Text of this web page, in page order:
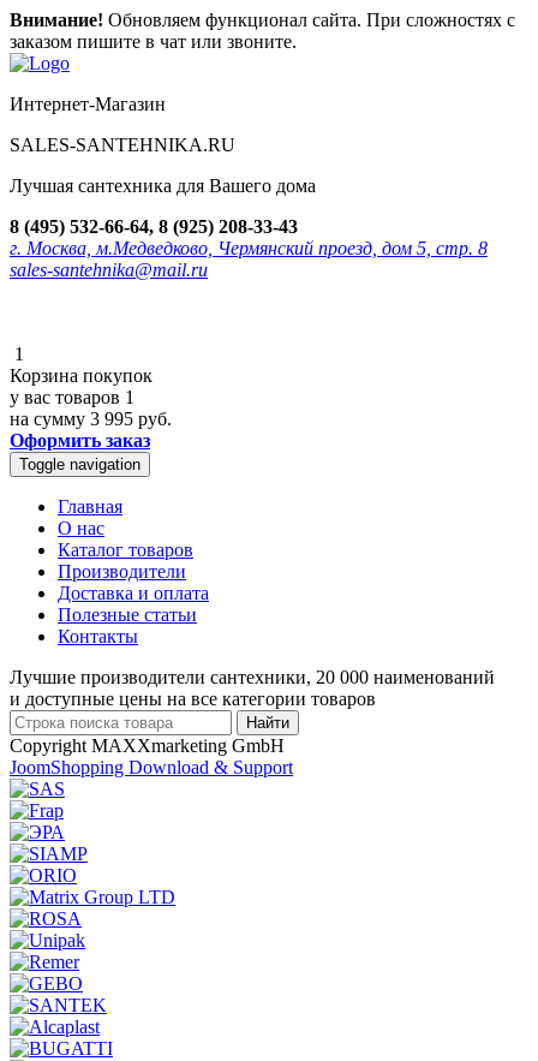
Внимание! Обновляем функционал сайта. При сложностях с
заказом пишите в чат или звоните.
Интернет-Магазин
SALES-SANTEHNIKA.RU
Лучшая сантехника для Вашего дома
8 (495) 532-66-64, 8 (925) 208-33-43
г. Москва, м.Медведково, Чермянский проезд, дом 5, стр. 8
sales-santehnika@mail.ru
1
Корзина покупок
у вас товаров 1
на сумму 3 995 руб.
Оформить заказ
Toggle navigation
Главная
О нас
Каталог товаров
Производители
Доставка и оплата
Полезные статьи
Контакты
Лучшие производители сантехники, 20 000 наименований
и доступные цены на все категории товаров
Copyright MAXXmarketing GmbH
JoomShopping Download & Support